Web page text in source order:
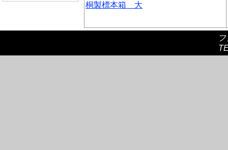
桐製標本箱 大